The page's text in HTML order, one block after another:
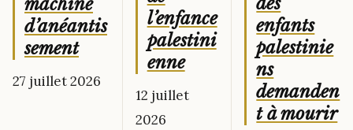
d’anéantis
sement
27 juillet 2026
l’enfance
palestini
enne
12 juillet
2026
enfants
palestinie
ns
demanden
t à mourir